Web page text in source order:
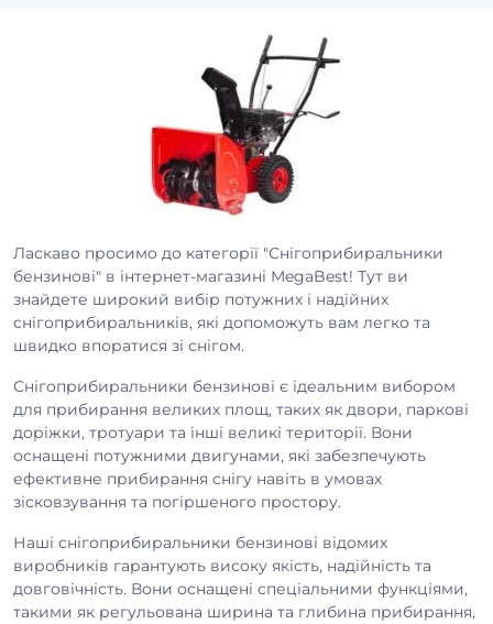
Ласкаво просимо до категорії "Снігоприбиральники
бензинові" в інтернет-магазині MegaBest! Тут ви
знайдете широкий вибір потужних і надійних
снігоприбиральників, які допоможуть вам легко та
швидко впоратися зі снігом.
Снігоприбиральники бензинові є ідеальним вибором
для прибирання великих площ, таких як двори, паркові
доріжки, тротуари та інші великі території. Вони
оснащені потужними двигунами, які забезпечують
ефективне прибирання снігу навіть в умовах
зісковзування та погіршеного простору.
Наші снігоприбиральники бензинові відомих
виробників гарантують високу якість, надійність та
довговічність. Вони оснащені спеціальними функціями,
такими як регульована ширина та глибина прибирання,